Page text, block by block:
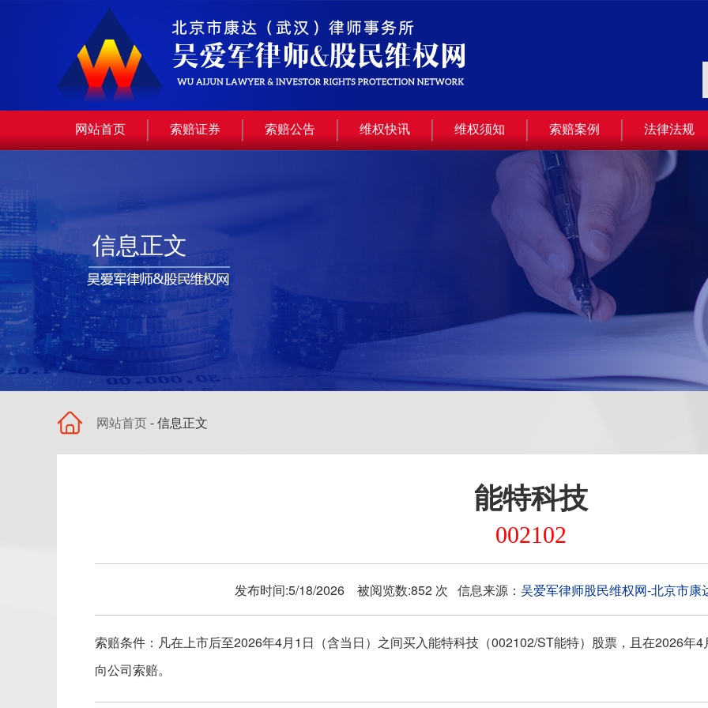
网站首页 索赔证券 索赔公告 维权快讯 维权须知 索赔案例 法律法规
信息正文
网站首页- 信息正文
能特科技
002102
发布时间:5/18/2026 被阅览数:852 次 信息来源： 吴爱军律师股民维权网-北京市康
索赔条件：凡在上市后至2026年4月1日（含当日）之间买入能特科技（002102/ST能特）股票，且在2026年
向公司索赔。